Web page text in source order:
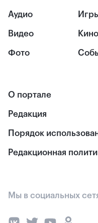
Аудио
Видео
Фото
Кино
О портале
Редакция
Порядок
Редакционная
Мы в социальных